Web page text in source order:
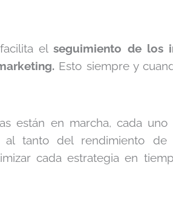
elseguimiento de los
Esto siempre y
están en marcha, cada
al tanto del rendimiento
cada estrategia en